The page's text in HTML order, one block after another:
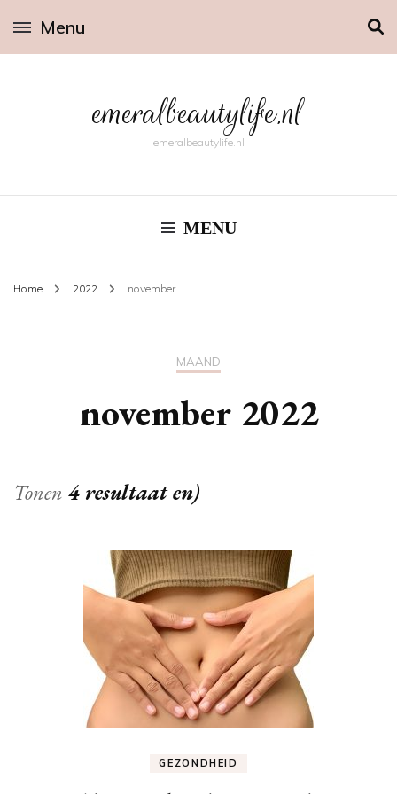
Menu
emeralbeautylife.nl
emeralbeautylife.nl
MENU
Home 2022 november
MAAND
november 2022
Tonen 4 resultaat en)
GEZONDHEID